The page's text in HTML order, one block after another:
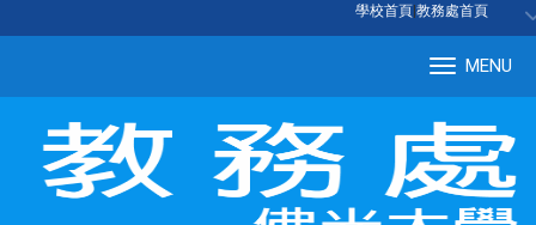
學校首頁 教務處首頁
MENU